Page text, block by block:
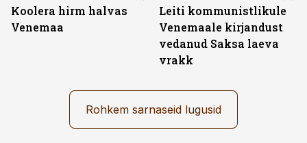
Koolera hirm halvas
Venemaa
Leiti kommunistlikule
Venemaale kirjandust
vedanud Saksa laeva
vrakk
Rohkem sarnaseid lugusid